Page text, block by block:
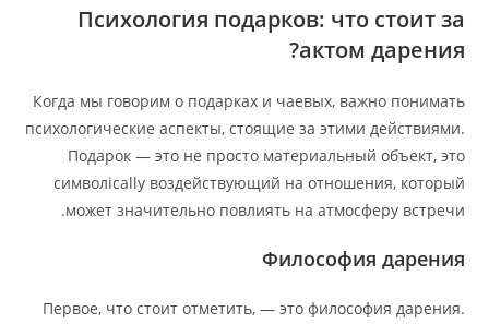
Психология подарков: что стоит за
актом дарения?
Когда мы говорим о подарках и чаевых, важно понимать
психологические аспекты, стоящие за этими действиями.
Подарок — это не просто материальный объект, это
символically воздействующий на отношения, который
может значительно повлиять на атмосферу встречи.
Философия дарения
Первое, что стоит отметить, — это философия дарения.